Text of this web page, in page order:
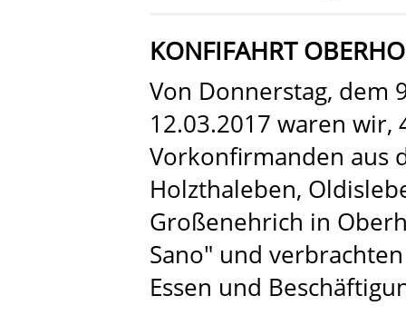
KONFIFAHRT
Von Donnerstag, dem
12.03.2017 waren
Vorkonfirmanden aus
Holzthaleben,
Großenehrich in
Sano" und
Essen und